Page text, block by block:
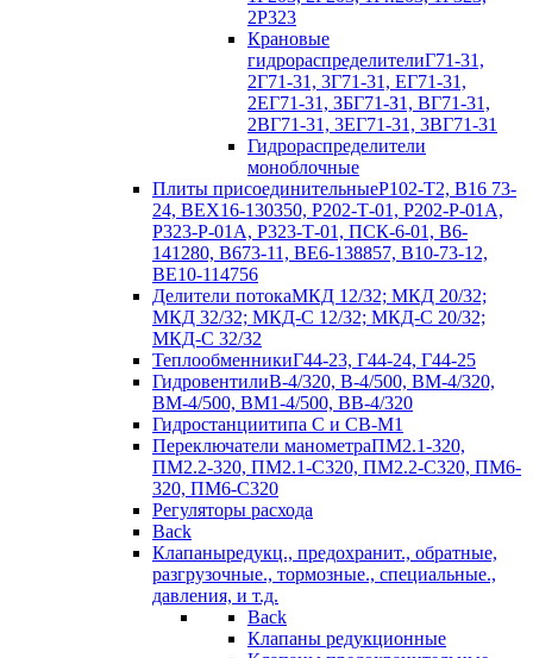
2Р323
Крановые
гидрораспределителиГ71-31,
2Г71-31, 3Г71-31, ЕГ71-31,
2ЕГ71-31, ЗБГ71-З1, ВГ71-31,
2ВГ71-31, 3EГ71-31, 3BГ71-31
Гидрораспределители
моноблочные
Плиты присоединительныеР102-Т2, В16 73-
24, ВЕХ16-130350, Р202-Т-01, Р202-Р-01А,
Р323-Р-01А, Р323-Т-01, ПСК-6-01, В6-
141280, В673-11, ВЕ6-138857, В10-73-12,
ВЕ10-114756
Делители потокаМКД 12/32; МКД 20/32;
МКД 32/32; МКД-С 12/32; МКД-С 20/32;
МКД-С 32/32
ТеплообменникиГ44-23, Г44-24, Г44-25
ГидровентилиВ-4/320, В-4/500, ВМ-4/320,
ВМ-4/500, ВМ1-4/500, ВВ-4/320
Гидростанциитипа С и СВ-М1
Переключатели манометраПМ2.1-320,
ПМ2.2-320, ПМ2.1-С320, ПМ2.2-С320, ПМ6-
320, ПМ6-С320
Регуляторы расхода
Back
Клапаныредукц., предохранит., обратные,
разгрузочные., тормозные., специальные.,
давления, и т.д.
Back
Клапаны редукционные